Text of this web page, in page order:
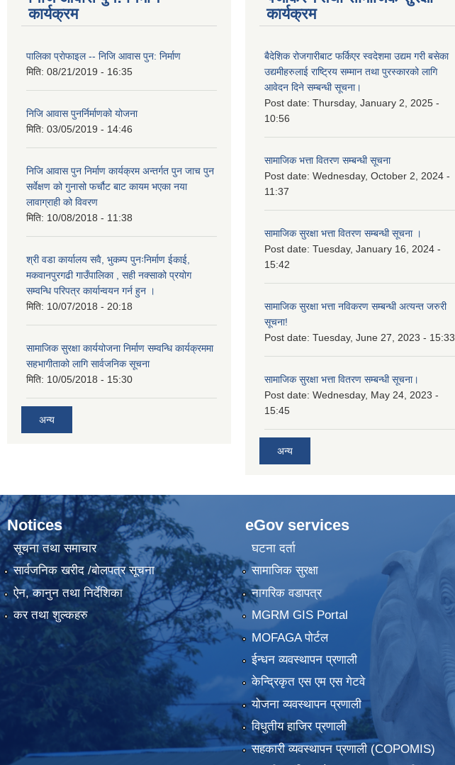
कार्यक्रम
पालिका प्राेफाइल -- निजि आवास पुन: निर्माण
मिति: 08/21/2019 - 16:35
निजि आवास पुनर्निर्माणको योजना
मिति: 03/05/2019 - 14:46
निजि आवास पुन निर्माण कार्यक्रम अन्तर्गत पुन जाच पुन
सर्वेक्षण को गुनासो फर्चौट बाट कायम भएका नया
लावाग्राही को विवरण
मिति: 10/08/2018 - 11:38
श्री वडा कार्यालय सवै, भुकम्प पुनःनिर्माण ईकाई,
मकवानपुरगढी गाउँपालिका , सही नक्साको प्रयोग
सम्वन्धि परिपत्र कार्यान्वयन गर्न हुन ।
मिति: 10/07/2018 - 20:18
सामाजिक सुरक्षा कार्ययोजना निर्माण सम्वन्धि कार्यक्रममा
सहभागीताको लागि सार्वजनिक सूचना
मिति: 10/05/2018 - 15:30
अन्य
कार्यक्रम
बैदेशिक रोजगारीबाट फर्किएर स्वदेशमा उद्यम गरी बसेका
उद्यमीहरुलाई राष्‍ट्रिय सम्मान तथा पुरस्कारको लागि
आवेदन दिने सम्बन्धी सूचना।
Post date: Thursday, January 2, 2025 -
10:56
सामाजिक भत्ता वितरण सम्बन्धी सूचना
Post date: Wednesday, October 2, 2024 -
11:37
सामाजिक सुरक्षा भत्ता वितरण सम्बन्धी सूचना ।
Post date: Tuesday, January 16, 2024 -
15:42
सामाजिक सुरक्षा भत्ता नविकरण सम्बन्धी अत्यन्त जरुरी
सूचना!
Post date: Tuesday, June 27, 2023 - 15:33
सामाजिक सुरक्षा भत्ता वितरण सम्बन्धी सूचना।
Post date: Wednesday, May 24, 2023 -
15:45
अन्य
Notices
सूचना तथा समाचार
सार्वजनिक खरीद /बोलपत्र सूचना
ऐन, कानुन तथा निर्देशिका
कर तथा शुल्कहरु
eGov services
घटना दर्ता
सामाजिक सुरक्षा
नागरिक वडापत्र
MGRM GIS Portal
MOFAGA पोर्टल
ईन्धन व्यवस्थापन प्रणाली
केन्द्रिकृत एस एम एस गेटवे
योजना व्यवस्थापन प्रणाली
विधुतीय हाजिर प्रणाली
सहकारी व्यवस्थापन प्रणाली (COPOMIS)